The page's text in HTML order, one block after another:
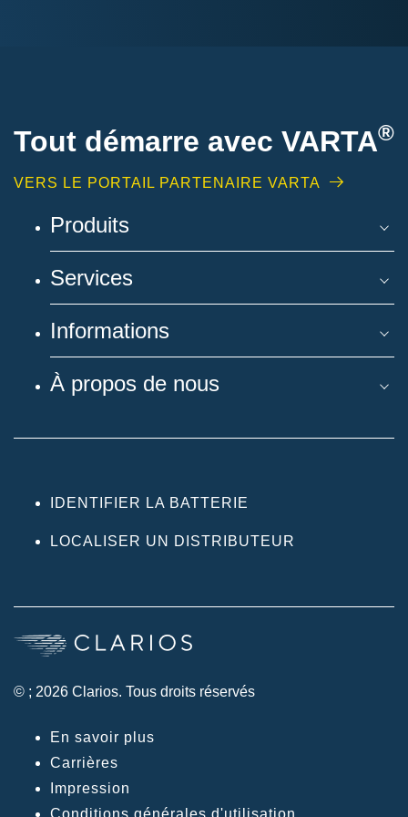
Tout démarre avec VARTA®
VERS LE PORTAIL PARTENAIRE VARTA
Produits
Services
Informations
À propos de nous
IDENTIFIER LA BATTERIE
LOCALISER UN DISTRIBUTEUR
© ; 2026 Clarios. Tous droits réservés
En savoir plus
Carrières
Impression